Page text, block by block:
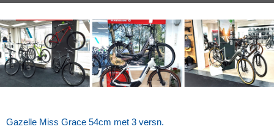
Gazelle Miss Grace 54cm met 3 versn.